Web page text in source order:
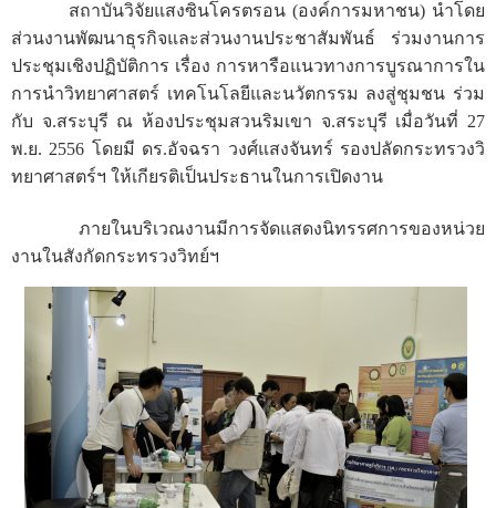
สถาบันวิจัยแสงซินโครตรอน (องค์การมหาชน) นำโดย
ส่วนงานพัฒนาธุรกิจและส่วนงานประชาสัมพันธ์ ร่วมงานการ
ประชุมเชิงปฏิบัติการ เรื่อง การหารือแนวทางการบูรณาการใน
การนำวิทยาศาสตร์ เทคโนโลยีและนวัตกรรม ลงสู่ชุมชน ร่วม
กับ จ.สระบุรี ณ ห้องประชุมสวนริมเขา จ.สระบุรี เมื่อวันที่ 27
พ.ย. 2556 โดยมี ดร.อัจฉรา วงศ์แสงจันทร์ รองปลัดกระทรวงวิ
ทยาศาสตร์ฯ ให้เกียรติเป็นประธานในการเปิดงาน
ภายในบริเวณงานมีการจัดแสดงนิทรรศการของหน่วย
งานในสังกัดกระทรวงวิทย์ฯ